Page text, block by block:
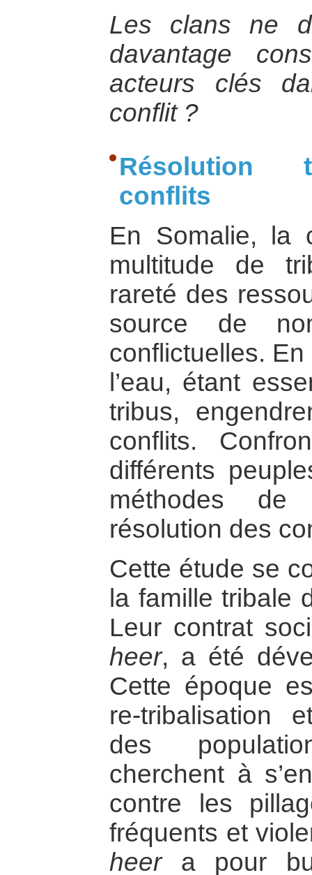
Les clans ne
davantage
acteurs clés
conflit ?
Résolution
conflits
En Somalie, la
multitude de
rareté des
source de
conflictuelles.
l’eau, étant
tribus,
conflits.
différents
méthodes
résolution des
Cette étude se
la famille tribale
Leur contrat
heer, a été
Cette époque
re-tribalisation
des
cherchent à
contre les
fréquents et
heera pour